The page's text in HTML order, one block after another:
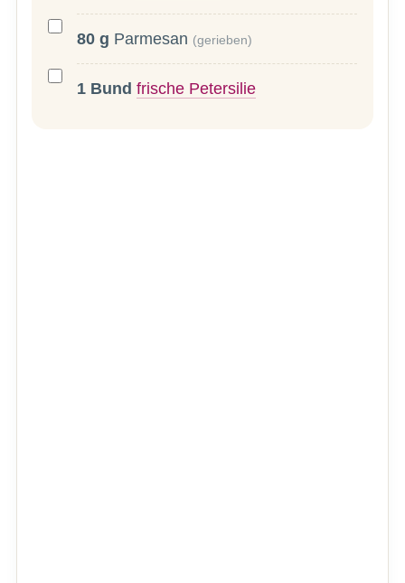
80 g Parmesan (gerieben)
1 Bund frische Petersilie